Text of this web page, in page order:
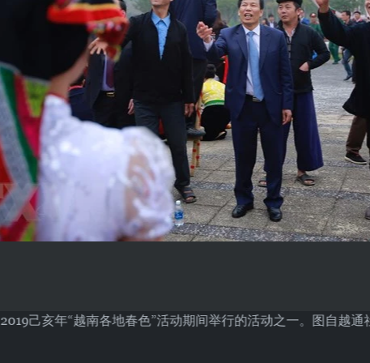
2019己亥年“越南各地春色”活动期间举行的活动之一。图自越通